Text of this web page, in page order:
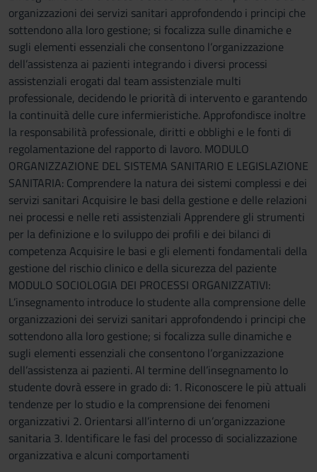
organizzazioni dei servizi sanitari approfondendo i principi che
sottendono alla loro gestione; si focalizza sulle dinamiche e
sugli elementi essenziali che consentono l’organizzazione
dell’assistenza ai pazienti integrando i diversi processi
assistenziali erogati dal team assistenziale multi
professionale, decidendo le priorità di intervento e garantendo
la continuità delle cure infermieristiche. Approfondisce inoltre
la responsabilità professionale, diritti e obblighi e le fonti di
regolamentazione del rapporto di lavoro. MODULO
ORGANIZZAZIONE DEL SISTEMA SANITARIO E LEGISLAZIONE
SANITARIA: Comprendere la natura dei sistemi complessi e dei
servizi sanitari Acquisire le basi della gestione e delle relazioni
nei processi e nelle reti assistenziali Apprendere gli strumenti
per la definizione e lo sviluppo dei profili e dei bilanci di
competenza Acquisire le basi e gli elementi fondamentali della
gestione del rischio clinico e della sicurezza del paziente
MODULO SOCIOLOGIA DEI PROCESSI ORGANIZZATIVI:
L’insegnamento introduce lo studente alla comprensione delle
organizzazioni dei servizi sanitari approfondendo i principi che
sottendono alla loro gestione; si focalizza sulle dinamiche e
sugli elementi essenziali che consentono l’organizzazione
dell’assistenza ai pazienti. Al termine dell’insegnamento lo
studente dovrà essere in grado di: 1. Riconoscere le più attuali
tendenze per lo studio e la comprensione dei fenomeni
organizzativi 2. Orientarsi all’interno di un’organizzazione
sanitaria 3. Identificare le fasi del processo di socializzazione
organizzativa e alcuni comportamenti